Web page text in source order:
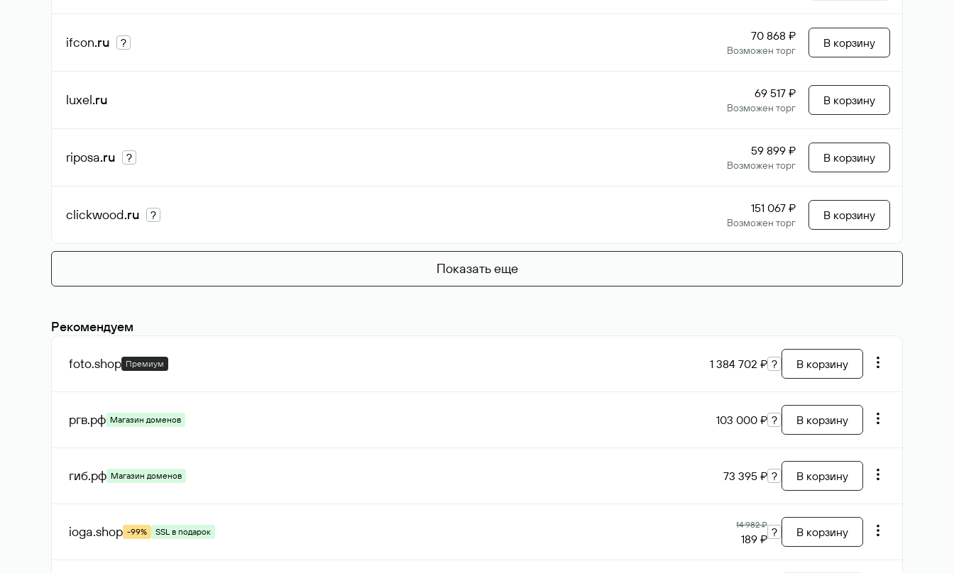
ifcon.ru ? 70 868 ₽
Возможен торг
В корзину
luxel.ru 69 517 ₽
Возможен торг
В корзину
riposa.ru ? 59 899 ₽
Возможен торг
В корзину
clickwood.ru ? 151 067 ₽
Возможен торг
В корзину
Показать еще
Рекомендуем
foto.shop Премиум 1 384 702 ₽ ? В корзину
ргв.рф Магазин доменов 103 000 ₽ ? В корзину
гиб.рф Магазин доменов 73 395 ₽ ? В корзину
ioga.shop -99% SSL в подарок
14 982 ₽
189 ₽ ? В корзину